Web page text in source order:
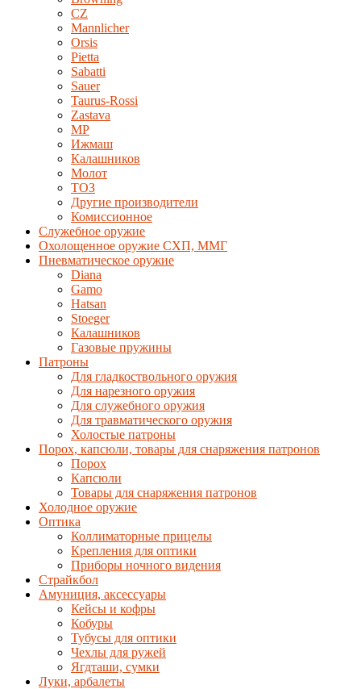
CZ
Mannlicher
Orsis
Pietta
Sabatti
Sauer
Taurus-Rossi
Zastava
MP
Ижмаш
Калашников
Молот
ТОЗ
Другие производители
Комиссионное
Служебное оружие
Охолощенное оружие СХП, ММГ
Пневматическое оружие
Diana
Gamo
Hatsan
Stoeger
Калашников
Газовые пружины
Патроны
Для гладкоствольного оружия
Для нарезного оружия
Для служебного оружия
Для травматического оружия
Холостые патроны
Порох, капсюли, товары для снаряжения патронов
Порох
Капсюли
Товары для снаряжения патронов
Холодное оружие
Оптика
Коллиматорные прицелы
Крепления для оптики
Приборы ночного видения
Страйкбол
Амуниция, аксессуары
Кейсы и кофры
Кобуры
Тубусы для оптики
Чехлы для ружей
Ягдташи, сумки
Луки, арбалеты